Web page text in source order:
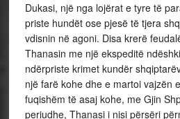
Dukasi, një nga lojërat e tyre të
priste hundët ose pjesë të tjera
vdisnin në agoni. Disa krerë
Thanasin me një ekspeditë
ndërpriste krimet kundër
një farë kohe dhe e martoi vajzën
fuqishëm të asaj kohe, me Gjin
periudhe, Thanasi i nisi përsëri